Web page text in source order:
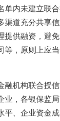
单内未建立联
渠道充分共享
提供融资，避
等，原则上应
融机构联合授
业，各银保监
平、企业资金